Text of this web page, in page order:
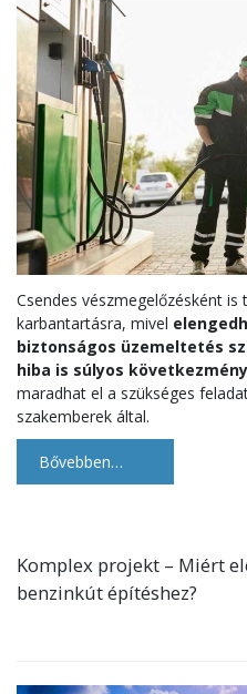
Csendes vészmegelőzésként
karbantartásra, mivel
biztonságos üzemeltetés
hiba is súlyos
maradhat el a szükséges
szakemberek által.
Bővebben…
Komplex projekt – Miért
benzinkút építéshez?